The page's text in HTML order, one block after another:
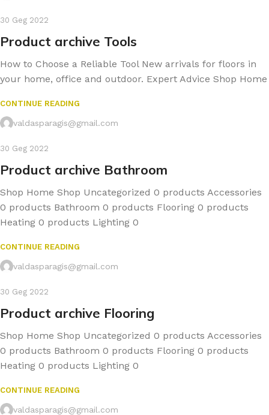
30 Geg 2022
Product archive Tools
How to Choose a Reliable Tool New arrivals for floors in
your home, office and outdoor. Expert Advice Shop Home
CONTINUE READING
valdasparagis@gmail.com
30 Geg 2022
Product archive Bathroom
Shop Home Shop Uncategorized 0 products Accessories
0 products Bathroom 0 products Flooring 0 products
Heating 0 products Lighting 0
CONTINUE READING
valdasparagis@gmail.com
30 Geg 2022
Product archive Flooring
Shop Home Shop Uncategorized 0 products Accessories
0 products Bathroom 0 products Flooring 0 products
Heating 0 products Lighting 0
CONTINUE READING
valdasparagis@gmail.com